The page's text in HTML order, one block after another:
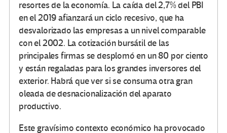
resortes de la economía. La caída del 2,7% del PBI
en el 2019 afianzará un ciclo recesivo, que ha
desvalorizado las empresas a un nivel comparable
con el 2002. La cotización bursátil de las
principales firmas se desplomó en un 80 por ciento
y están regaladas para los grandes inversores del
exterior. Habrá que ver si se consuma otra gran
oleada de desnacionalización del aparato
productivo.
Este gravísimo contexto económico ha provocado